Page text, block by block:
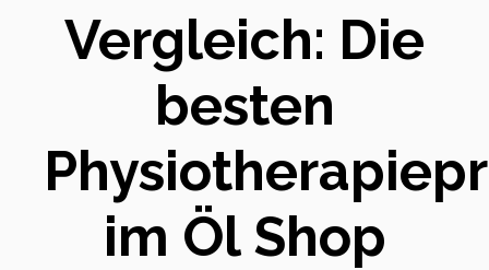
Vergleich: Die
besten
im Öl Shop